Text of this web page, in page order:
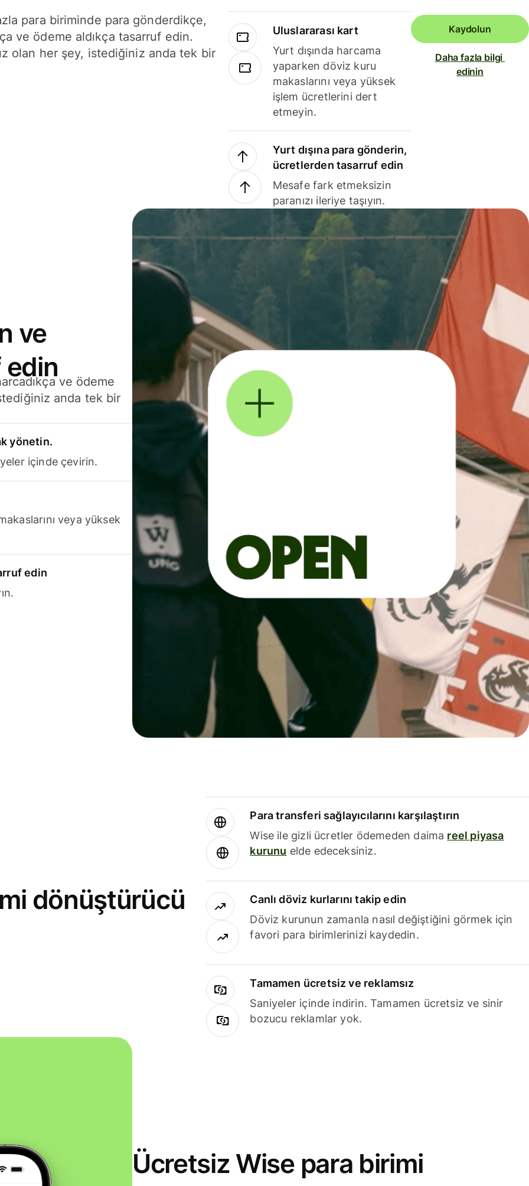
para biriminde para gönderdikçe,
ve ödeme aldıkça tasarruf edin.
olan her şey, istediğiniz anda tek bir
Uluslararası kart
Yurt dışında harcama
yaparken döviz kuru
makaslarını veya yüksek
işlem ücretlerini dert
etmeyin.
Yurt dışına para gönderin,
ücretlerden tasarruf edin
Mesafe fark etmeksizin
paranızı ileriye taşıyın.
Kaydolun
Daha fazla bilgi
edinin
ve
edinve ödeme
anda tek bir
yönetin.
içinde çevirin.
veya yüksek
edin
dönüştürücü
Para transferi sağlayıcılarını karşılaştırın
Wise ile gizli ücretler ödemeden daima reel piyasa
kurunu elde edeceksiniz.
Canlı döviz kurlarını takip edin
Döviz kurunun zamanla nasıl değiştiğini görmek için
favori para birimlerinizi kaydedin.
Tamamen ücretsiz ve reklamsız
Saniyeler içinde indirin. Tamamen ücretsiz ve sinir
bozucu reklamlar yok.
Ücretsiz Wise para birimi